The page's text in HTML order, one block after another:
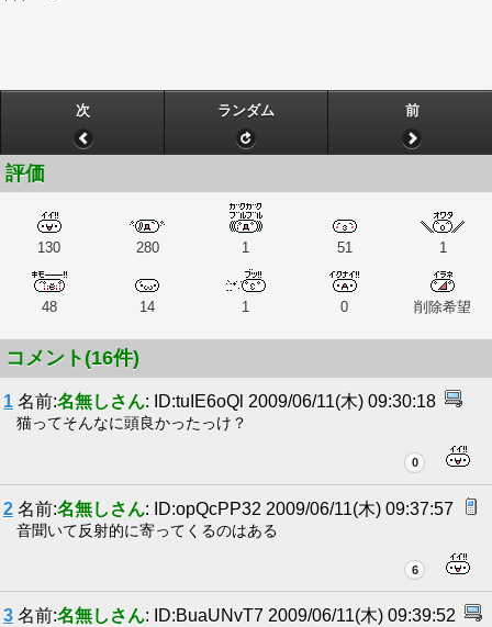
次 ランダム 前
評価
130 280 1 51 1
48 14 1 0 削除希望
コメント(16件)
1 名前:名無しさん: ID:tuIE6oQl 2009/06/11(木) 09:30:18
猫ってそんなに頭良かったっけ？
0
2 名前:名無しさん: ID:opQcPP32 2009/06/11(木) 09:37:57
音聞いて反射的に寄ってくるのはある
6
3 名前:名無しさん: ID:BuaUNvT7 2009/06/11(木) 09:39:52